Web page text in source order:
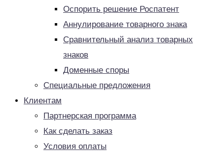
Оспорить решение Роспатент
Аннулирование товарного знака
Сравнительный анализ товарных
знаков
Доменные споры
Специальные предложения
Клиентам
Партнерская программа
Как сделать заказ
Условия оплаты